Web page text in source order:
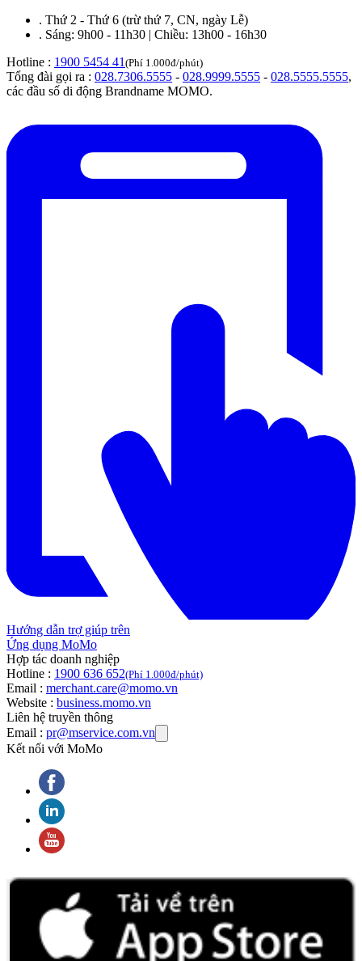
. Thứ 2 - Thứ 6 (trừ thứ 7, CN, ngày Lễ)
. Sáng: 9h00 - 11h30 | Chiều: 13h00 - 16h30
Hotline : 1900 5454 41 (Phí 1.000đ/phút)
Tổng đài gọi ra : 028.7306.5555 - 028.9999.5555 - 028.5555.5555,
các đầu số di động Brandname MOMO.
Hướng dẫn trợ giúp trên
Ứng dụng MoMo
Hợp tác doanh nghiệp
Hotline : 1900 636 652(Phí 1.000đ/phút)
Email : merchant.care@momo.vn
Website : business.momo.vn
Liên hệ truyền thông
Email : pr@mservice.com.vn
Kết nối với MoMo